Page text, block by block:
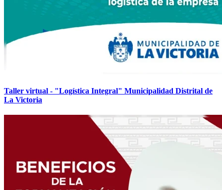
Taller virtual - "Logística Integral" Municipalidad Distrital de
La Victoria